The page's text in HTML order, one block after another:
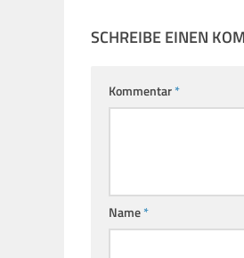
SCHREIBE EINEN
Kommentar*
Name*